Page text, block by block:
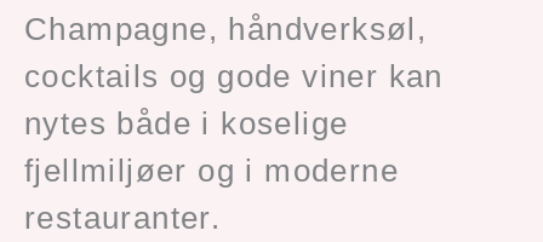
Champagne, håndverksøl,
cocktails og gode viner kan
nytes både i koselige
fjellmiljøer og i moderne
restauranter.